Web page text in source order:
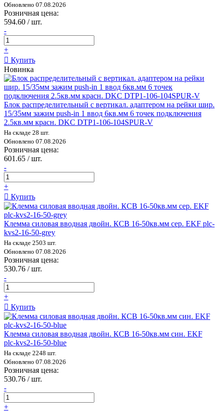
Обновлено 07.08.2026
Розничная цена:
594.60 / шт.
-
+
Купить
Новинка
Блок распределительный с вертикал. адаптером на рейки шир.
15/35мм зажим push-in 1 ввод 6кв.мм 6 точек подключения
2.5кв.мм красн. DKC DTP1-106-104SPUR-V
На складе 28 шт.
Обновлено 07.08.2026
Розничная цена:
601.65 / шт.
-
+
Купить
Клемма силовая вводная двойн. КСВ 16-50кв.мм сер. EKF plc-
kvs2-16-50-grey
На складе 2503 шт.
Обновлено 07.08.2026
Розничная цена:
530.76 / шт.
-
+
Купить
Клемма силовая вводная двойн. КСВ 16-50кв.мм син. EKF
plc-kvs2-16-50-blue
На складе 2248 шт.
Обновлено 07.08.2026
Розничная цена:
530.76 / шт.
-
+